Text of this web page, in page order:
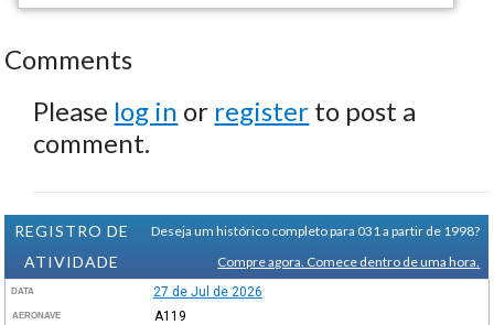
Comments
Please log in or register to post a
comment.
REGISTRO DE
ATIVIDADE
Deseja um histórico completo para 031 a partir de 1998?
Compre agora. Comece dentro de uma hora.
DATA 27 de Jul de 2026
AERONAVE A119